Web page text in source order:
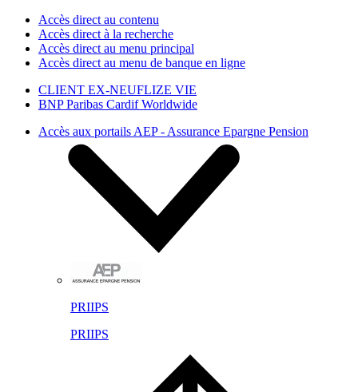
Accès direct au contenu
Accès direct à la recherche
Accès direct au menu principal
Accès direct au menu de banque en ligne
CLIENT EX-NEUFLIZE VIE
BNP Paribas Cardif Worldwide
Accès aux portails AEP - Assurance Epargne Pension
PRIIPS
PRIIPS